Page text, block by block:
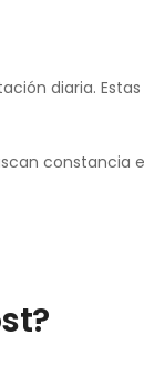
diaria.
constancia